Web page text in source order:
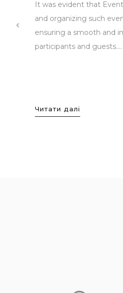
It was evident that
and organizing such
ensuring a smooth and
participants and guests....
Читати далі